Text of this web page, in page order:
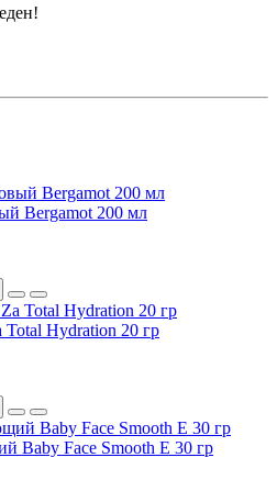
Bergamot 200 мл
Hydration 20 гр
Baby Face Smooth E 30 гр